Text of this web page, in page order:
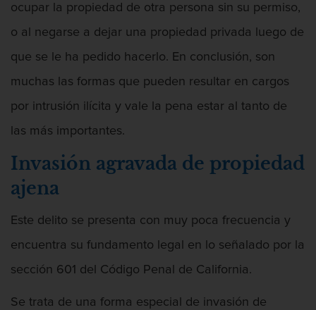
Penetración Sexual Forzada
Prostitución y Solicitación
Violación estatutaria
Delitos Violentos
Aumento de Sentencia Para Pandillas
Homicidio
Homicidio Involuntario
Homicidio Voluntario
ocupar la propiedad de otra persona sin su permiso,
o al negarse a dejar una propiedad privada luego de
que se le ha pedido hacerlo. En conclusión, son
muchas las formas que pueden resultar en cargos
por intrusión ilícita y vale la pena estar al tanto de
las más importantes.
Invasión agravada de propiedad
ajena
Este delito se presenta con muy poca frecuencia y
encuentra su fundamento legal en lo señalado por la
sección 601 del Código Penal de California.
Se trata de una forma especial de invasión de